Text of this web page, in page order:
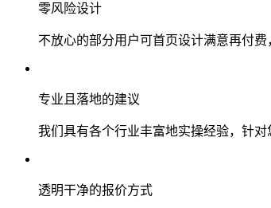
零风险设计
不放心的部分用户可首页设计满意再付
专业且落地的建议
我们具有各个行业丰富地实操经验，针
透明干净的报价方式